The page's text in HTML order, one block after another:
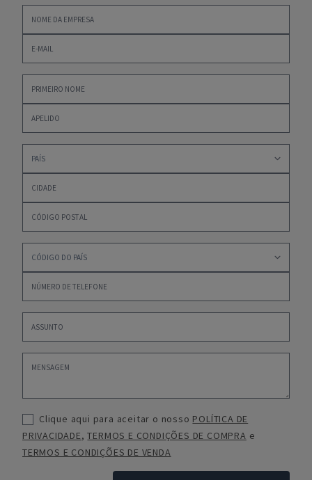
Clique aqui para aceitar o nosso POLÍTICA DE
PRIVACIDADE,TERMOS E CONDIÇÕES DE COMPRA e
TERMOS E CONDIÇÕES DE VENDA